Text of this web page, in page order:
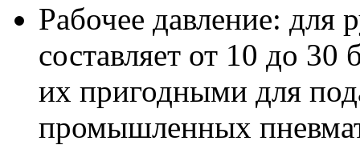
Рабочее давление: для
составляет от 10 до
их пригодными для
промышленных